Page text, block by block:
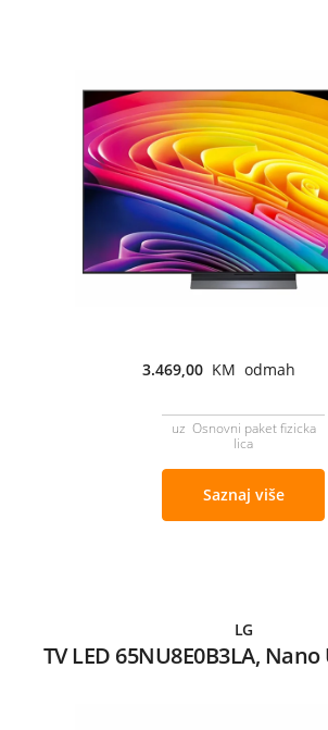
3.469,00 KM odmah
uz Osnovni paket fizicka
lica
Saznaj više
LG
TV LED 65NU8E0B3LA,